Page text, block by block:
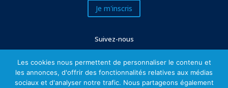
Je m'inscris
Suivez-nous
Les cookies nous permettent de personnaliser le contenu et
les annonces, d'offrir des fonctionnalités relatives aux médias
sociaux et d'analyser notre trafic. Nous partageons également